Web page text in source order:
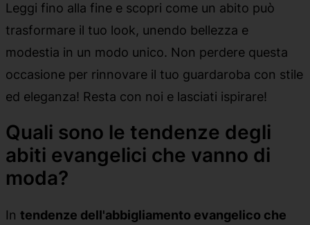
Leggi fino alla fine e scopri come un abito può
trasformare il tuo look, unendo bellezza e
modestia in un modo unico. Non perdere questa
occasione per rinnovare il tuo guardaroba con stile
ed eleganza! Resta con noi e lasciati ispirare!
Quali sono le tendenze degli
abiti evangelici che vanno di
moda?
In tendenze dell'abbigliamento evangelico che